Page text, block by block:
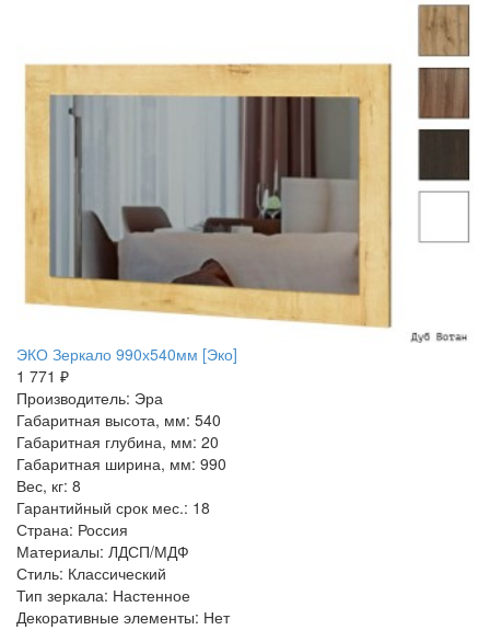
ЭКО Зеркало 990х540мм [Эко]
1 771 ₽
Производитель: Эра
Габаритная высота, мм: 540
Габаритная глубина, мм: 20
Габаритная ширина, мм: 990
Вес, кг: 8
Гарантийный срок мес.: 18
Страна: Россия
Материалы: ЛДСП/МДФ
Стиль: Классический
Тип зеркала: Настенное
Декоративные элементы: Нет